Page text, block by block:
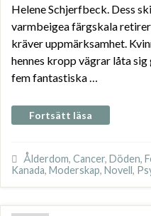
Helene Schjerfbeck. Dess
varmbeigea färgskala
kräver uppmärksamhet.
hennes kropp vägrar låta
fem fantastiska …
Fortsätt läsa
Ålderdom, Cancer, Döden,
Kanada, Moderskap, Novell,